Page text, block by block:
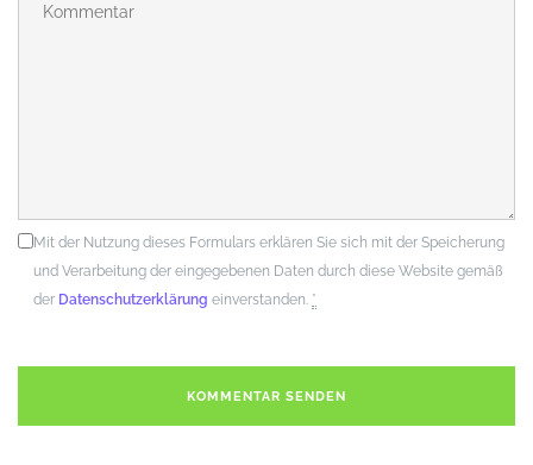
Mit der Nutzung dieses Formulars erklären Sie sich mit der Speicherung
und Verarbeitung der eingegebenen Daten durch diese Website gemäß
der Datenschutzerklärung einverstanden. *